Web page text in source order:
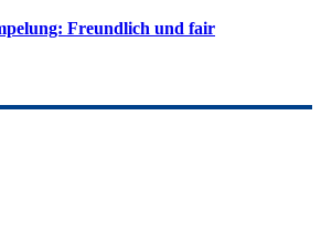
Freundlich und fair